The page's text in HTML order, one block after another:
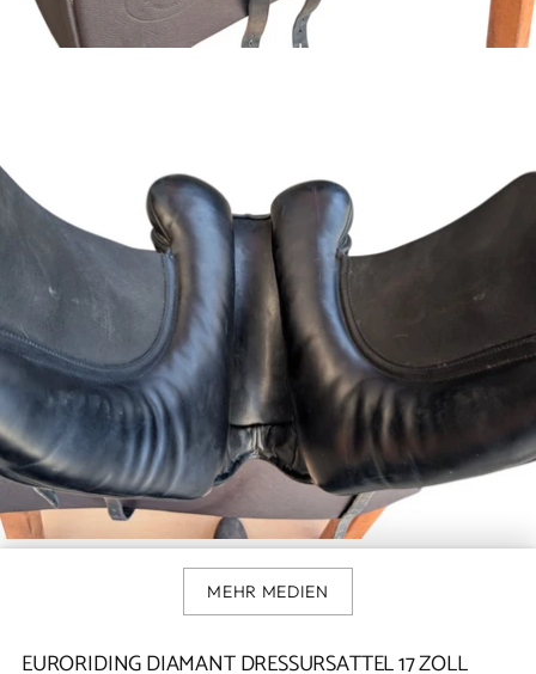
MEHR MEDIEN
EURORIDING DIAMANT DRESSURSATTEL 17 ZOLL